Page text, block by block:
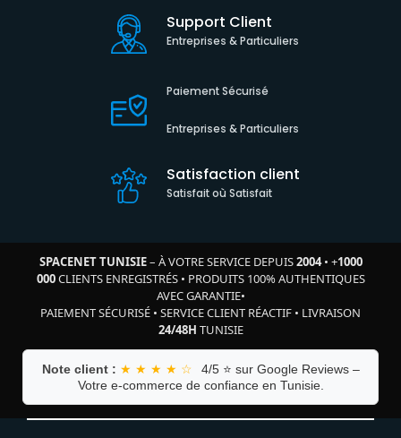
Support Client
Entreprises & Particuliers
Paiement Sécurisé
Entreprises & Particuliers
Satisfaction client
Satisfait où Satisfait
SPACENET TUNISIE– À VOTRE SERVICE DEPUIS2004• +1000
000CLIENTS ENREGISTRÉS• PRODUITS 100% AUTHENTIQUES
AVEC GARANTIE•
PAIEMENT SÉCURISÉ • SERVICE CLIENT RÉACTIF • LIVRAISON
24/48H TUNISIE
Note client : ★ ★ ★ ★ ☆
4/5 ⭐ sur Google Reviews –
Votre e-commerce de confiance en Tunisie.